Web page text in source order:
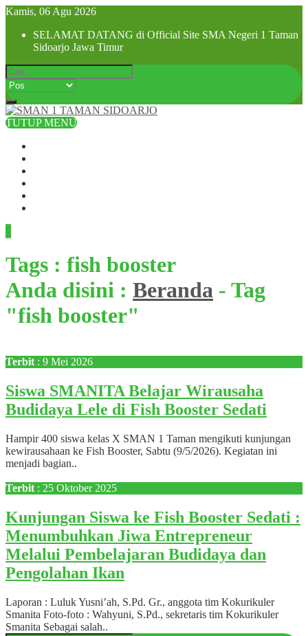
Kamis, 06 Agu 2026
SELAMAT DATANG di Official Site SMA Negeri 1 Taman
Sidoarjo Jawa Timur
TUTUP MENU
Tags : fish booster
Anda disini : Beranda - Tag
"fish booster"
Terbit : 9 Mei 2026
Siswa SMANITA Belajar Wirausaha
Budidaya Lele di Fish Booster Sedati
Hampir 400 siswa kelas X SMAN 1 Taman mengikuti kunjungan
kewirausahaan ke Fish Booster, Sabtu (9/5/2026). Kegiatan ini
menjadi bagian..
Terbit : 25 Oktober 2025
Kunjungan Siswa ke Fish Booster Sedati :
Menumbuhkan Jiwa Entrepreneur
Melalui Pembelajaran Budidaya dan
Pengolahan Ikan
Laporan : Luluk Yusni’ah, S.Pd. Gr., anggota tim Kokurikuler
Smanita Foto-foto : Wahyuni, S.Pd., sekretaris tim Kokurikuler
Smanita Sebagai salah..